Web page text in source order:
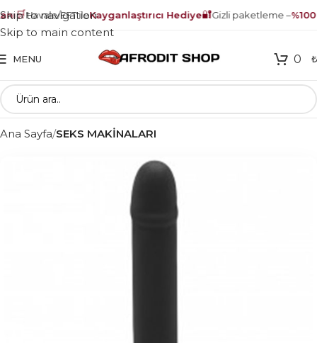
🛒Havale/EFT ileKayganlaştırıcı Hediye🔐Gizli paketleme –%100
Skip to navigation
Skip to main content
MENU 0 ₺
Ana Sayfa SEKS MAKİNALARI